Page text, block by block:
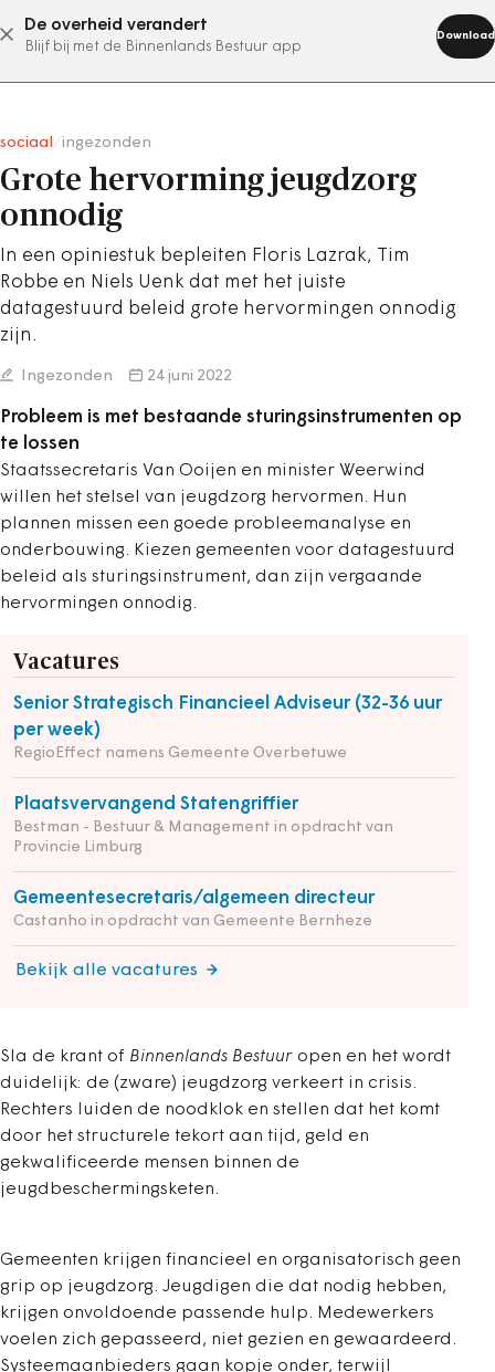
De overheid verandert
Blijf bij met de Binnenlands Bestuur app
Download
abonneer nu
sociaal ingezonden
Grote hervorming jeugdzorg
onnodig
In een opiniestuk bepleiten Floris Lazrak, Tim
Robbe en Niels Uenk dat met het juiste
datagestuurd beleid grote hervormingen onnodig
zijn.
Ingezonden 24 juni 2022
Probleem is met bestaande sturingsinstrumenten op
te lossen
Staatssecretaris Van Ooijen en minister Weerwind
willen het stelsel van jeugdzorg hervormen. Hun
plannen missen een goede probleemanalyse en
onderbouwing. Kiezen gemeenten voor datagestuurd
beleid als sturingsinstrument, dan zijn vergaande
hervormingen onnodig.
Vacatures
Senior Strategisch Financieel Adviseur (32-36 uur
per week)
RegioEffect namens Gemeente Overbetuwe
Plaatsvervangend Statengriffier
Bestman - Bestuur & Management in opdracht van
Provincie Limburg
Gemeentesecretaris/algemeen directeur
Castanho in opdracht van Gemeente Bernheze
Bekijk alle vacatures
Sla de krant of Binnenlands Bestuur open en het wordt
duidelijk: de (zware) jeugdzorg verkeert in crisis.
Rechters luiden de noodklok en stellen dat het komt
door het structurele tekort aan tijd, geld en
gekwalificeerde mensen binnen de
jeugdbeschermingsketen.
Gemeenten krijgen financieel en organisatorisch geen
grip op jeugdzorg. Jeugdigen die dat nodig hebben,
krijgen onvoldoende passende hulp. Medewerkers
voelen zich gepasseerd, niet gezien en gewaardeerd.
Systeemaanbieders gaan kopje onder, terwijl